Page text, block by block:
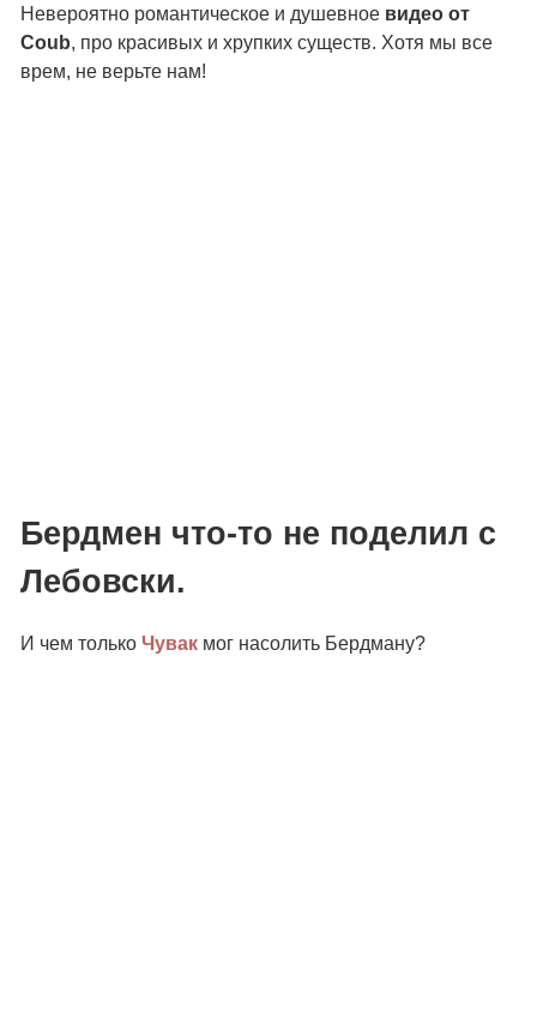
Невероятно романтическое и душевное видео от
Coub, про красивых и хрупких существ. Хотя мы все
врем, не верьте нам!
Бердмен что-то не поделил с
Лебовски.
И чем только Чувак мог насолить Бердману?